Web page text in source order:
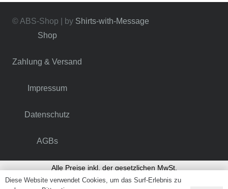
© ABS-Shop | by Shirts-with-Message
Shop
Zahlung & Versand
Impressum
Datenschutz
AGBs
Alle Preise inkl. der gesetzlichen MwSt.
Diese Website verwendet Cookies, um das Surf-Erlebnis zu